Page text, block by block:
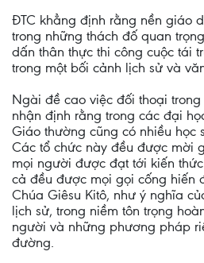
ĐTC khẳng định rằng nền giáo
trong những thách đố quan
dấn thân thực thi công cuộc tái
trong một bối cảnh lịch sử và
Ngài đề cao việc đối thoại
nhận định rằng trong các đại
Giáo thường cũng có nhiều học
Các tổ chức này đều được mời
mọi người được đạt tới kiến
cả đều được mọi gọi cống hiến
Chúa Giêsu Kitô, như ý nghĩa
lịch sử, trong niềm tôn trọng
người và những phương pháp
đường.